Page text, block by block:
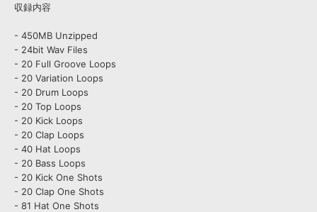
収録内容
- 450MB Unzipped
- 24bit Wav Files
- 20 Full Groove Loops
- 20 Variation Loops
- 20 Drum Loops
- 20 Top Loops
- 20 Kick Loops
- 20 Clap Loops
- 40 Hat Loops
- 20 Bass Loops
- 20 Kick One Shots
- 20 Clap One Shots
- 81 Hat One Shots